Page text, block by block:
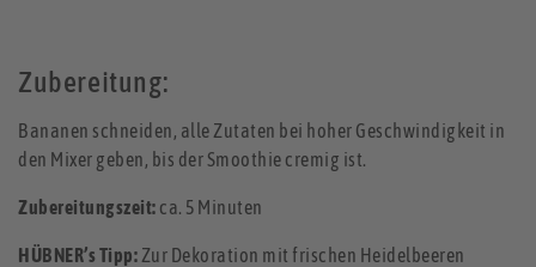
Zubereitung:
Bananen schneiden, alle Zutaten bei hoher Geschwindigkeit in
den Mixer geben, bis der Smoothie cremig ist.
Zubereitungszeit: ca. 5 Minuten
HÜBNER’s Tipp: Zur Dekoration mit frischen Heidelbeeren